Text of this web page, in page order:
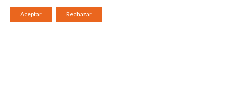
Aceptar Rechazar